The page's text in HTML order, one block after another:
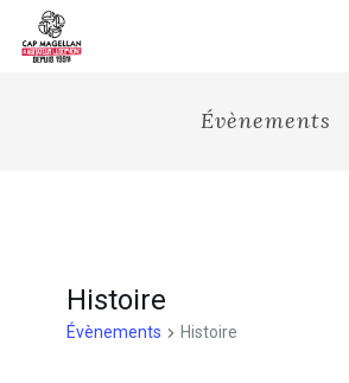
Évènements
Histoire
Évènements Histoire